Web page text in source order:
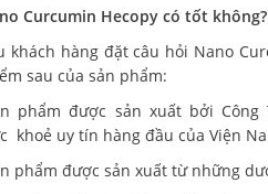
Curcumin Hecopy có tốt không?
khách hàng đặt câu hỏi Nano
sau của sản phẩm:
phẩm được sản xuất bởi Công
khoẻ uy tín hàng đầu của Viện
phẩm được sản xuất từ những